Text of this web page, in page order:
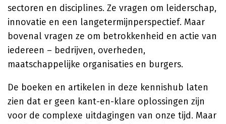
sectoren en disciplines. Ze vragen om leiderschap,
innovatie en een langetermijnperspectief. Maar
bovenal vragen ze om betrokkenheid en actie van
iedereen – bedrijven, overheden,
maatschappelijke organisaties en burgers.
De boeken en artikelen in deze kennishub laten
zien dat er geen kant-en-klare oplossingen zijn
voor de complexe uitdagingen van onze tijd. Maar